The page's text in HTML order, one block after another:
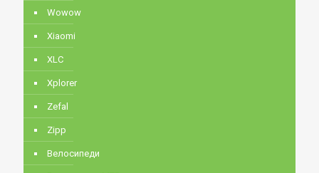
Wowow
Xiaomi
XLC
Xplorer
Zefal
Zipp
Велосипеди